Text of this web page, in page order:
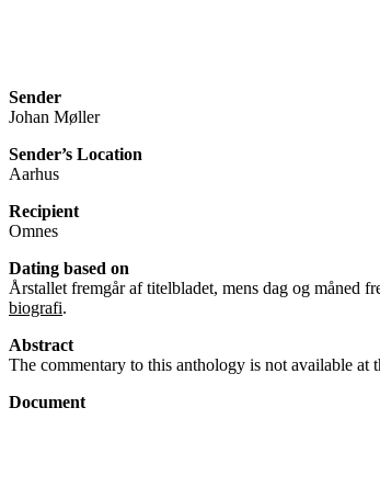
Sender
Johan Møller
Sender’s Location
Aarhus
Recipient
Omnes
Dating based on
Årstallet fremgår af titelbladet, mens dag og måned
biografi.
Abstract
The commentary to this anthology is not available at
Document